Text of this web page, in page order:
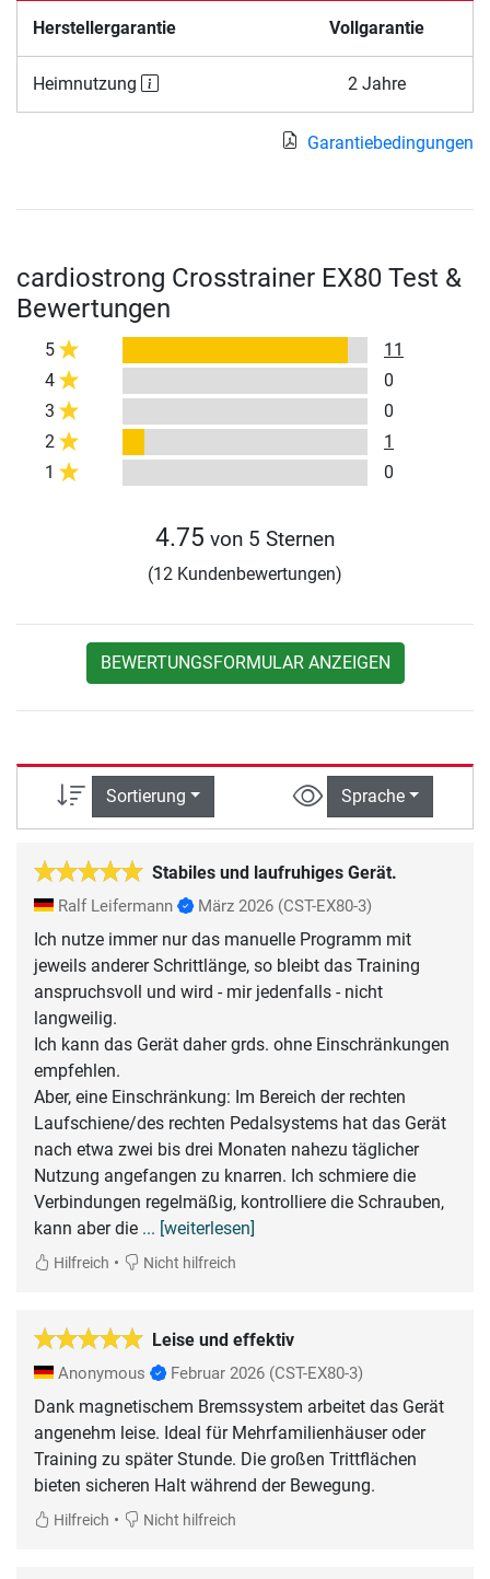
Herstellergarantie Vollgarantie
Heimnutzung 2 Jahre
Garantiebedingungen
cardiostrong Crosstrainer EX80 Test &
Bewertungen
5
11
4
0
3
0
2
1
1
0
4.75 von 5 Sternen
(12 Kundenbewertungen)
BEWERTUNGSFORMULAR ANZEIGEN
Sortierung Sprache
Stabiles und laufruhiges Gerät.
Ralf Leifermann März 2026 (CST-EX80-3)
Ich nutze immer nur das manuelle Programm mit
jeweils anderer Schrittlänge, so bleibt das Training
anspruchsvoll und wird - mir jedenfalls - nicht
langweilig.
Ich kann das Gerät daher grds. ohne Einschränkungen
empfehlen.
Aber, eine Einschränkung: Im Bereich der rechten
Laufschiene/des rechten Pedalsystems hat das Gerät
nach etwa zwei bis drei Monaten nahezu täglicher
Nutzung angefangen zu knarren. Ich schmiere die
Verbindungen regelmäßig, kontrolliere die Schrauben,
kann aber die ... [weiterlesen]
Hilfreich • Nicht hilfreich
Leise und effektiv
Anonymous Februar 2026 (CST-EX80-3)
Dank magnetischem Bremssystem arbeitet das Gerät
angenehm leise. Ideal für Mehrfamilienhäuser oder
Training zu später Stunde. Die großen Trittflächen
bieten sicheren Halt während der Bewegung.
Hilfreich • Nicht hilfreich